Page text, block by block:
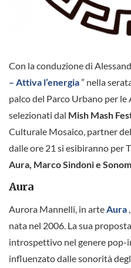
Con la conduzione di
– Attiva l’energia” nella
palco del Parco Urbano per
selezionati dal Mish Mash
Culturale Mosaico, partner
dalle ore 21 si esibiranno per
Aura, Marco Sindoni e
Aura
Aurora Mannelli, in arte Aura
nata nel 2006. La sua
introspettivo nel genere pop-
influenzato dalle sonorità